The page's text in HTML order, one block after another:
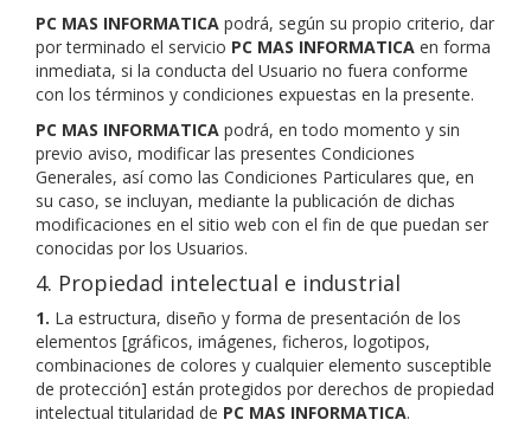
PC MAS INFORMATICA podrá, según su propio criterio, dar
por terminado el servicio PC MAS INFORMATICA en forma
inmediata, si la conducta del Usuario no fuera conforme
con los términos y condiciones expuestas en la presente.
PC MAS INFORMATICA podrá, en todo momento y sin
previo aviso, modificar las presentes Condiciones
Generales, así como las Condiciones Particulares que, en
su caso, se incluyan, mediante la publicación de dichas
modificaciones en el sitio web con el fin de que puedan ser
conocidas por los Usuarios.
4. Propiedad intelectual e industrial
1. La estructura, diseño y forma de presentación de los
elementos [gráficos, imágenes, ficheros, logotipos,
combinaciones de colores y cualquier elemento susceptible
de protección] están protegidos por derechos de propiedad
intelectual titularidad de PC MAS INFORMATICA.